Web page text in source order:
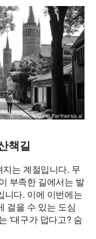
동산 외국어 교육
책길
는 계절입니다. 무
부족한 길에서는 발
니다. 이에 이번에는
걸을 수 있는 도심
‘대구가 덥다고? 숨